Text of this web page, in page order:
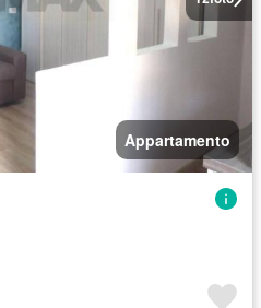
Appartamento